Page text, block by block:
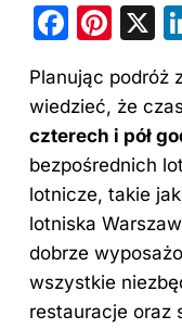
F
c
e
b
o
o
k
Pi
er
e
st
X
Planując podróż
wiedzieć, że
czterech i pół
bezpośrednich
lotnicze, takie
lotniska
dobrze
wszystkie
restauracje oraz